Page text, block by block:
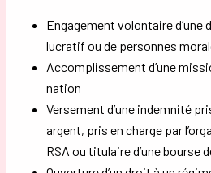
Engagement volontaire d’une
lucratif ou de personnes
Accomplissement d’une
nation
Versement d’une indemnité
argent, pris en charge par
RSA ou titulaire d’une bourse